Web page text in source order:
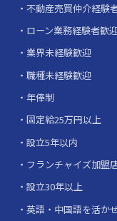
不動産売買仲介経験
ローン業務経験者歓迎
業界未経験歓迎
職種未経験歓迎
年俸制
固定給25万円以上
設立5年以内
フランチャイズ加盟
設立30年以上
英語・中国語を活か